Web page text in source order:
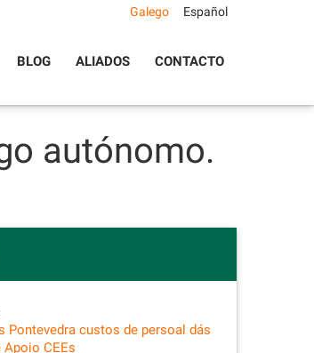
BLOG ALIADOS CONTACTO
Galego Español
autónomo.
Pontevedra custos de persoal dás
Apoio CEEs